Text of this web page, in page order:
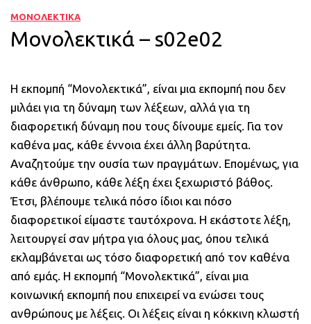
ΜΟΝΟΛΕΚΤΙΚΑ
Μονολεκτικά – s02e02
Η εκπομπή “Μονολεκτικά”, είναι μια εκπομπή που δεν
μιλάει για τη δύναμη των λέξεων, αλλά για τη
διαφορετική δύναμη που τους δίνουμε εμείς. Για τον
καθένα μας, κάθε έννοια έχει άλλη βαρύτητα.
Αναζητούμε την ουσία των πραγμάτων. Επομένως, για
κάθε άνθρωπο, κάθε λέξη έχει ξεχωριστό βάθος.
Έτσι, βλέπουμε τελικά πόσο ίδιοι και πόσο
διαφορετικοί είμαστε ταυτόχρονα. Η εκάστοτε λέξη,
λειτουργεί σαν μήτρα για όλους μας, όπου τελικά
εκλαμβάνεται ως τόσο διαφορετική από τον καθένα
από εμάς. Η εκπομπή “Μονολεκτικά”, είναι μια
κοινωνική εκπομπή που επιχειρεί να ενώσει τους
ανθρώπους με λέξεις. Οι λέξεις είναι η κόκκινη κλωστή